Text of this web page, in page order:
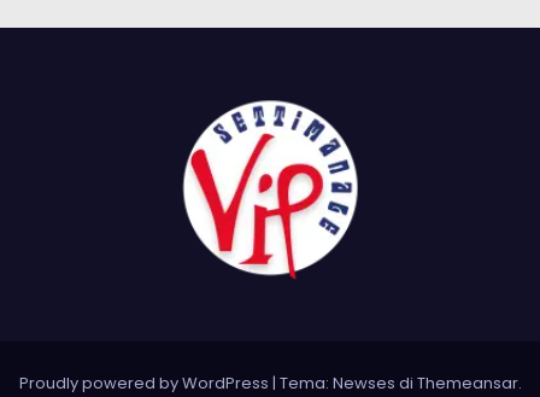
Proudly powered by WordPress | Tema: Newses di Themeansar.